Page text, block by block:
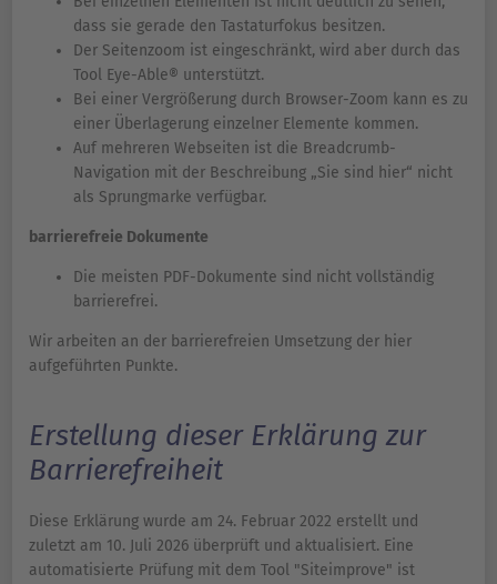
dass sie gerade den Tastaturfokus besitzen.
Der Seitenzoom ist eingeschränkt, wird aber durch das
Tool Eye-Able® unterstützt.
Bei einer Vergrößerung durch Browser-Zoom kann es zu
einer Überlagerung einzelner Elemente kommen.
Auf mehreren Webseiten ist die Breadcrumb-
Navigation mit der Beschreibung „Sie sind hier“ nicht
als Sprungmarke verfügbar.
barrierefreie Dokumente
Die meisten PDF-Dokumente sind nicht vollständig
barrierefrei.
Wir arbeiten an der barrierefreien Umsetzung der hier
aufgeführten Punkte.
Erstellung dieser Erklärung zur
Barrierefreiheit
Diese Erklärung wurde am 24. Februar 2022 erstellt und
zuletzt am 10. Juli 2026 überprüft und aktualisiert. Eine
automatisierte Prüfung mit dem Tool "Siteimprove" ist